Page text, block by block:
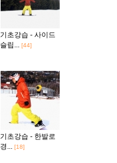
기초강습 - 사이드
슬립... [44]
기초강습 - 한발로
경... [18]